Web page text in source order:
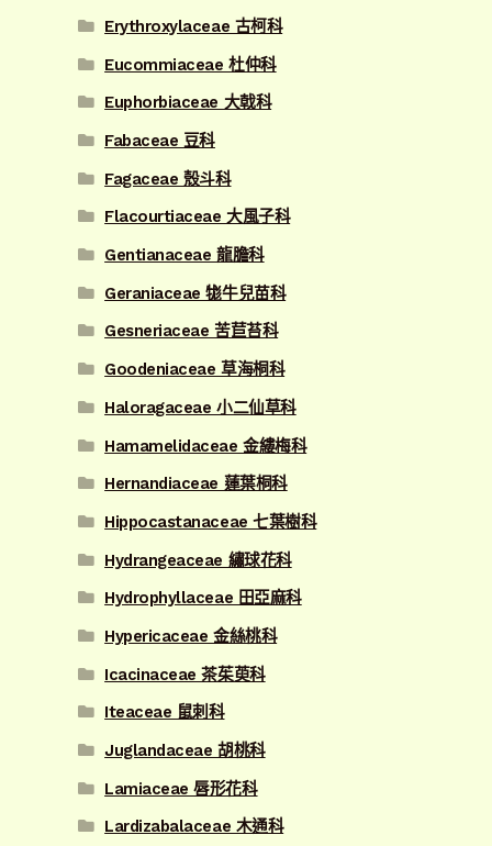
Erythroxylaceae 古柯科
Eucommiaceae 杜仲科
Euphorbiaceae 大戟科
Fabaceae 豆科
Fagaceae 殼斗科
Flacourtiaceae 大風子科
Gentianaceae 龍膽科
Geraniaceae 牻牛兒苗科
Gesneriaceae 苦苣苔科
Goodeniaceae 草海桐科
Haloragaceae 小二仙草科
Hamamelidaceae 金縷梅科
Hernandiaceae 蓮葉桐科
Hippocastanaceae 七葉樹科
Hydrangeaceae 繡球花科
Hydrophyllaceae 田亞麻科
Hypericaceae 金絲桃科
Icacinaceae 茶茱萸科
Iteaceae 鼠刺科
Juglandaceae 胡桃科
Lamiaceae 唇形花科
Lardizabalaceae 木通科